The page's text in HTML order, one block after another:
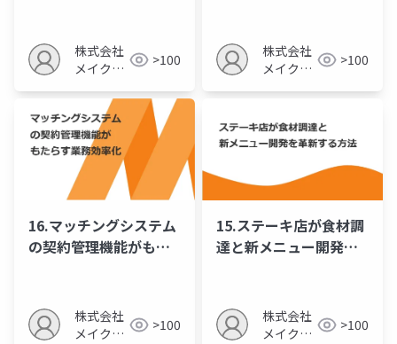
株式会社
メイクア
>100
株式会社
メイクア
>100
16.マッチングシステム
の契約管理機能がもた
株式会社
メイクア
>100
15.ステーキ店が食材調
達と新メニュー開発を
株式会社
メイクア
>100